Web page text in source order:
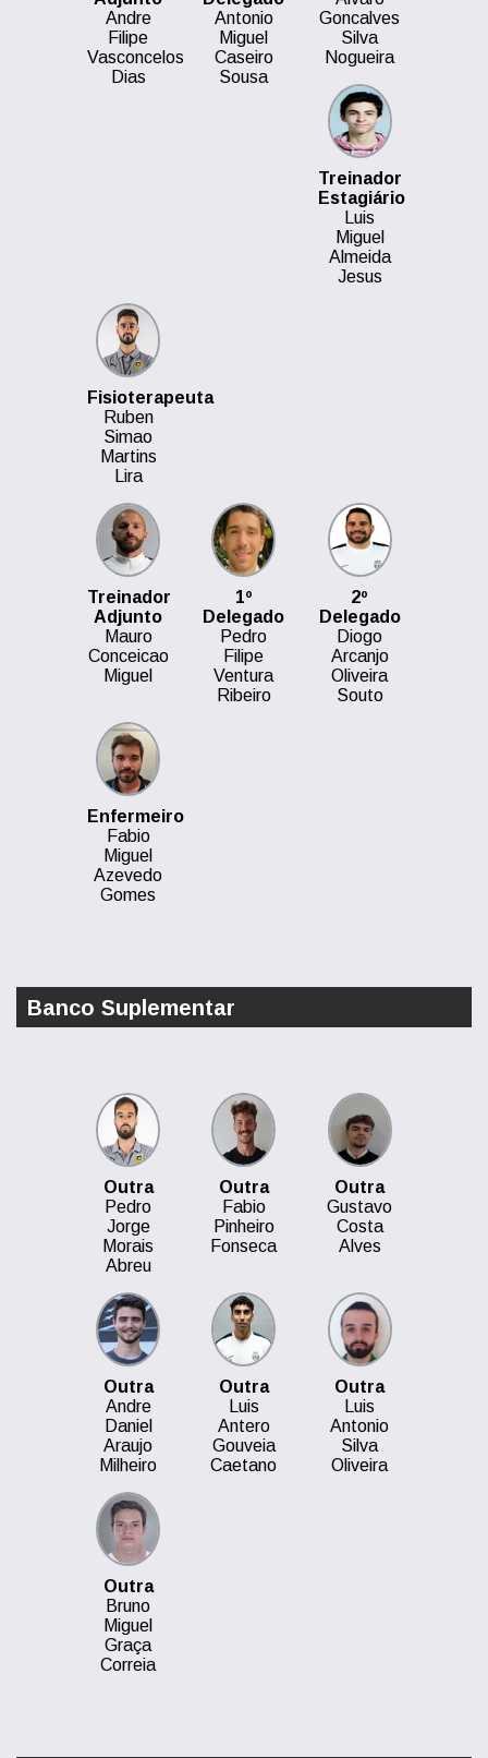
Andre
Filipe
Vasconcelos
Dias
Antonio
Miguel
Caseiro
Sousa
Goncalves
Silva
Nogueira
Treinador
Estagiário
Luis
Miguel
Almeida
Jesus
Fisioterapeuta
Ruben
Simao
Martins
Lira
Treinador
Adjunto
Mauro
Conceicao
Miguel
1º
Delegado
Pedro
Filipe
Ventura
Ribeiro
2º
Delegado
Diogo
Arcanjo
Oliveira
Souto
Enfermeiro
Fabio
Miguel
Azevedo
Gomes
Banco Suplementar
Outra
Pedro
Jorge
Morais
Abreu
Outra
Fabio
Pinheiro
Fonseca
Outra
Gustavo
Costa
Alves
Outra
Andre
Daniel
Araujo
Milheiro
Outra
Luis
Antero
Gouveia
Caetano
Outra
Luis
Antonio
Silva
Oliveira
Outra
Bruno
Miguel
Graça
Correia